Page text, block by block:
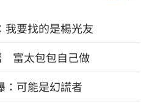
要找的是楊光友
富太包包自己做
可能是幻謊者